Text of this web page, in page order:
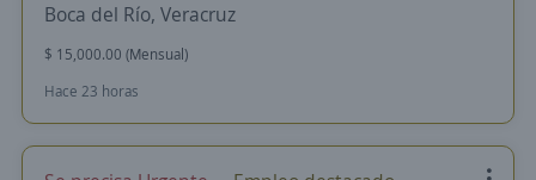
Boca del Río, Veracruz
$ 15,000.00 (Mensual)
Hace 23 horas